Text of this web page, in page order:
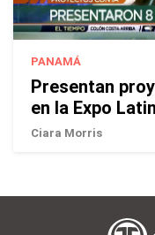
PANAMÁ
Presentan
en la Expo
Ciara Morris